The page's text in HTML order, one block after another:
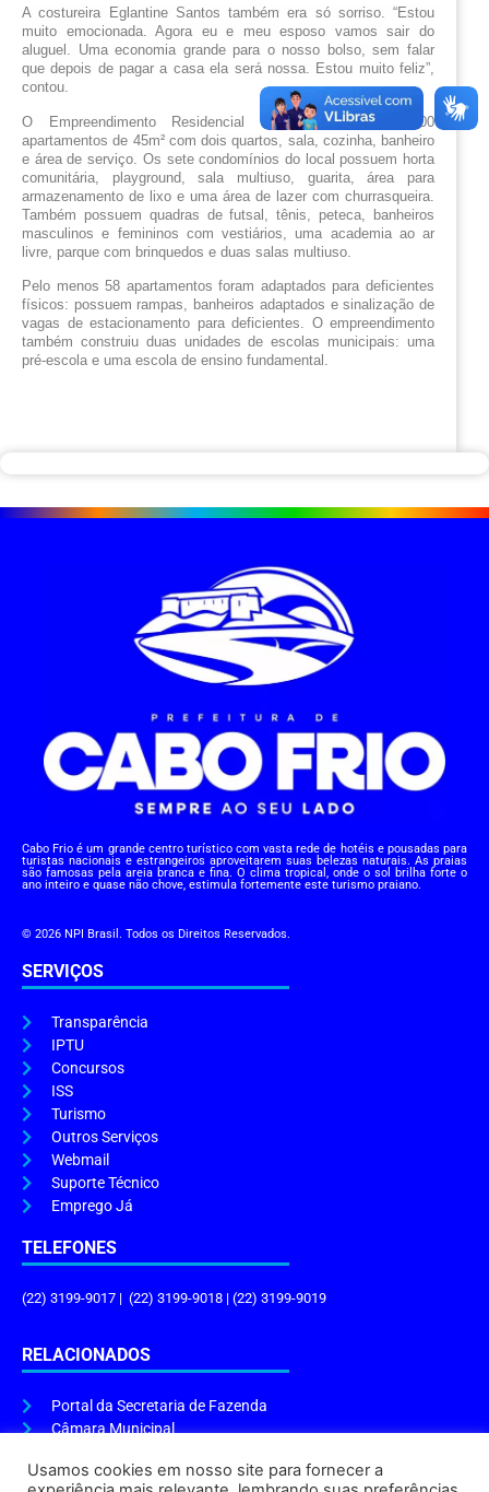
A costureira Eglantine Santos também era só sorriso. “Estou
muito emocionada. Agora eu e meu esposo vamos sair do
aluguel. Uma economia grande para o nosso bolso, sem falar
que depois de pagar a casa ela será nossa. Estou muito feliz”,
contou.
O Empreendimento Residencial Monte Carlo tem 1800
apartamentos de 45m² com dois quartos, sala, cozinha, banheiro
e área de serviço. Os sete condomínios do local possuem horta
comunitária, playground, sala multiuso, guarita, área para
armazenamento de lixo e uma área de lazer com churrasqueira.
Também possuem quadras de futsal, tênis, peteca, banheiros
masculinos e femininos com vestiários, uma academia ao ar
livre, parque com brinquedos e duas salas multiuso.
Pelo menos 58 apartamentos foram adaptados para deficientes
físicos: possuem rampas, banheiros adaptados e sinalização de
vagas de estacionamento para deficientes. O empreendimento
também construiu duas unidades de escolas municipais: uma
pré-escola e uma escola de ensino fundamental.
Cabo Frio é um grande centro turístico com vasta rede de hotéis e pousadas para
turistas nacionais e estrangeiros aproveitarem suas belezas naturais. As praias
são famosas pela areia branca e fina. O clima tropical, onde o sol brilha forte o
ano inteiro e quase não chove, estimula fortemente este turismo praiano.
© 2026 NPI Brasil. Todos os Direitos Reservados.
SERVIÇOS
Transparência
IPTU
Concursos
ISS
Turismo
Outros Serviços
Webmail
Suporte Técnico
Emprego Já
TELEFONES
(22) 3199-9017 | (22) 3199-9018 | (22) 3199-9019
RELACIONADOS
Portal da Secretaria de Fazenda
Câmara Municipal
Usamos cookies em nosso site para fornecer a